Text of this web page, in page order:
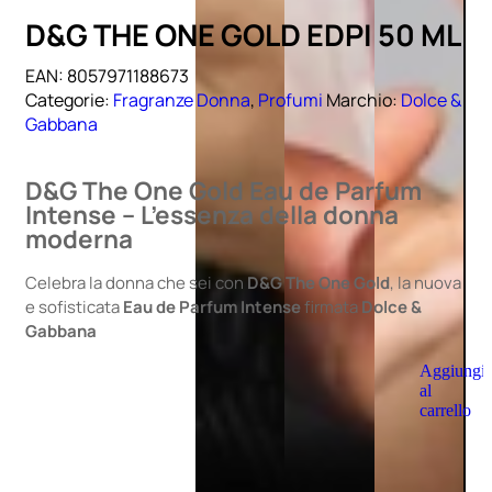
Aggiungi
al
carrello
D&G THE ONE GOLD EDPI 50 ML
EAN: 8057971188673
Categorie: Fragranze Donna, Profumi Marchio:Dolce &
Gabbana
D&G The One Gold Eau de Parfum
Intense – L’essenza della donna
moderna
Celebra la donna che sei con D&G The One Gold, la nuova
e sofisticataEau de Parfum Intensefirmata Dolce &
Gabbana